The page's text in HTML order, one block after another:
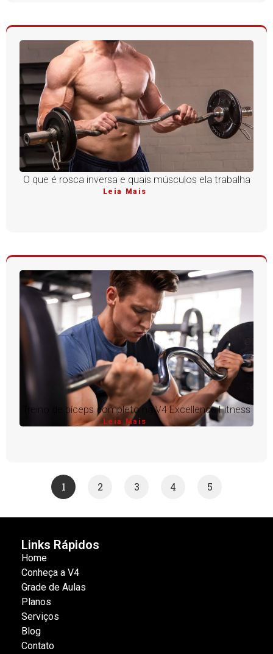
O que é rosca inversa e quais músculos ela trabalha
Leia Mais
Treino de bíceps completo na V4 Excellence Fitness
Leia Mais
1 2 3 4 5
Links Rápidos
Home
Conheça a V4
Grade de Aulas
Planos
Serviços
Blog
Contato